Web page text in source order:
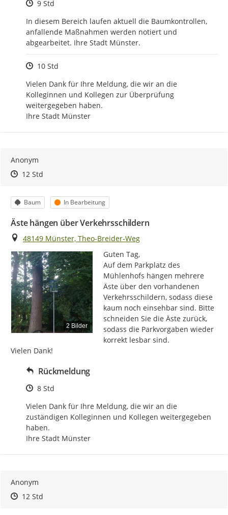
Zeitpunkt des Erstellens
9 Std
In diesem Bereich laufen aktuell die Baumkontrollen,
anfallende Maßnahmen werden notiert und
abgearbeitet. Ihre Stadt Münster.
Zeitpunkt des Erstellens
10 Std
Vielen Dank für Ihre Meldung, die wir an die
Kolleginnen und Kollegen zur Überprüfung
weitergegeben haben.
Ihre Stadt Münster
Anonym
Zeitpunkt des Erstellens
Zeitpunkt des Erstellens
12 StdZur Äußerung
Kategorie
Baum Status
In Bearbeitung
Äste hängen über Verkehrsschildern
Ort
48149 Münster, Theo-Breider-Weg
2 Bilder
Guten Tag,
Auf dem Parkplatz des
Mühlenhofs hängen mehrere
Äste über den vorhandenen
Verkehrsschildern, sodass diese
kaum noch einsehbar sind. Bitte
schneiden Sie die Äste zurück,
sodass die Parkvorgaben wieder
korrekt lesbar sind.
Vielen Dank!
Rückmeldung
Zeitpunkt des Erstellens
8 Std
Vielen Dank für Ihre Meldung, die wir an die
zuständigen Kolleginnen und Kollegen weitergegeben
haben.
Ihre Stadt Münster
Anonym
Zeitpunkt des Erstellens
Zeitpunkt des Erstellens
12 StdZur Äußerung